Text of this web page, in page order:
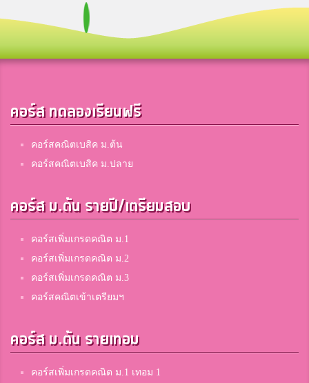
คอร์ส ทดลองเรียนฟรี
คอร์สคณิตเบสิค ม.ต้น
คอร์สคณิตเบสิค ม.ปลาย
คอร์ส ม.ต้น รายปี/เตรียมสอบ
คอร์สเพิ่มเกรดคณิต ม.1
คอร์สเพิ่มเกรดคณิต ม.2
คอร์สเพิ่มเกรดคณิต ม.3
คอร์สคณิตเข้าเตรียมฯ
คอร์ส ม.ต้น รายเทอม
คอร์สเพิ่มเกรดคณิต ม.1 เทอม 1